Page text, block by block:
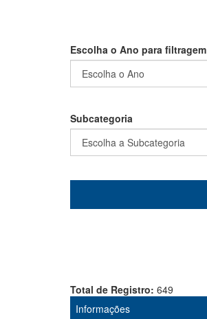
Escolha o Ano para filtragem
Subcategoria
Total de Registro: 649
Informações